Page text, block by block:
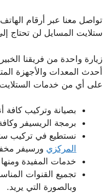
ستلايت المسايل لن تحتاج
زيارة واحدة من فريقنا
على أي من خدمات الستلايت
بصيانة وتركيب كافة
برمجة الريسيفر
نستطيع في تركيب
المركزي ورسيفر
خدمات المفيدة
تجميع القنوات
وبالصورة التي يريد.